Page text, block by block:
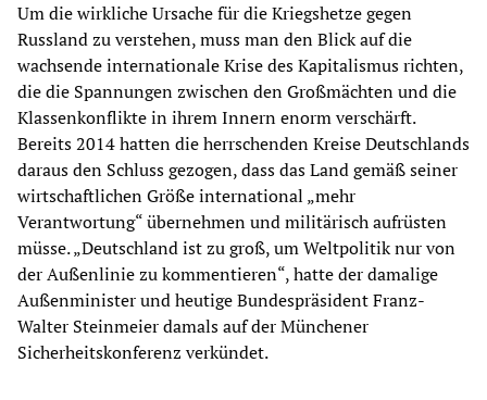
Um die wirkliche Ursache für die Kriegshetze gegen
Russland zu verstehen, muss man den Blick auf die
wachsende internationale Krise des Kapitalismus richten,
die die Spannungen zwischen den Großmächten und die
Klassenkonflikte in ihrem Innern enorm verschärft.
Bereits 2014 hatten die herrschenden Kreise Deutschlands
daraus den Schluss gezogen, dass das Land gemäß seiner
wirtschaftlichen Größe international „mehr
Verantwortung“ übernehmen und militärisch aufrüsten
müsse. „Deutschland ist zu groß, um Weltpolitik nur von
der Außenlinie zu kommentieren“, hatte der damalige
Außenminister und heutige Bundespräsident Franz-
Walter Steinmeier damals auf der Münchener
Sicherheitskonferenz verkündet.